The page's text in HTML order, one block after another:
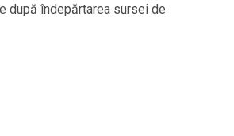
după îndepărtarea sursei de